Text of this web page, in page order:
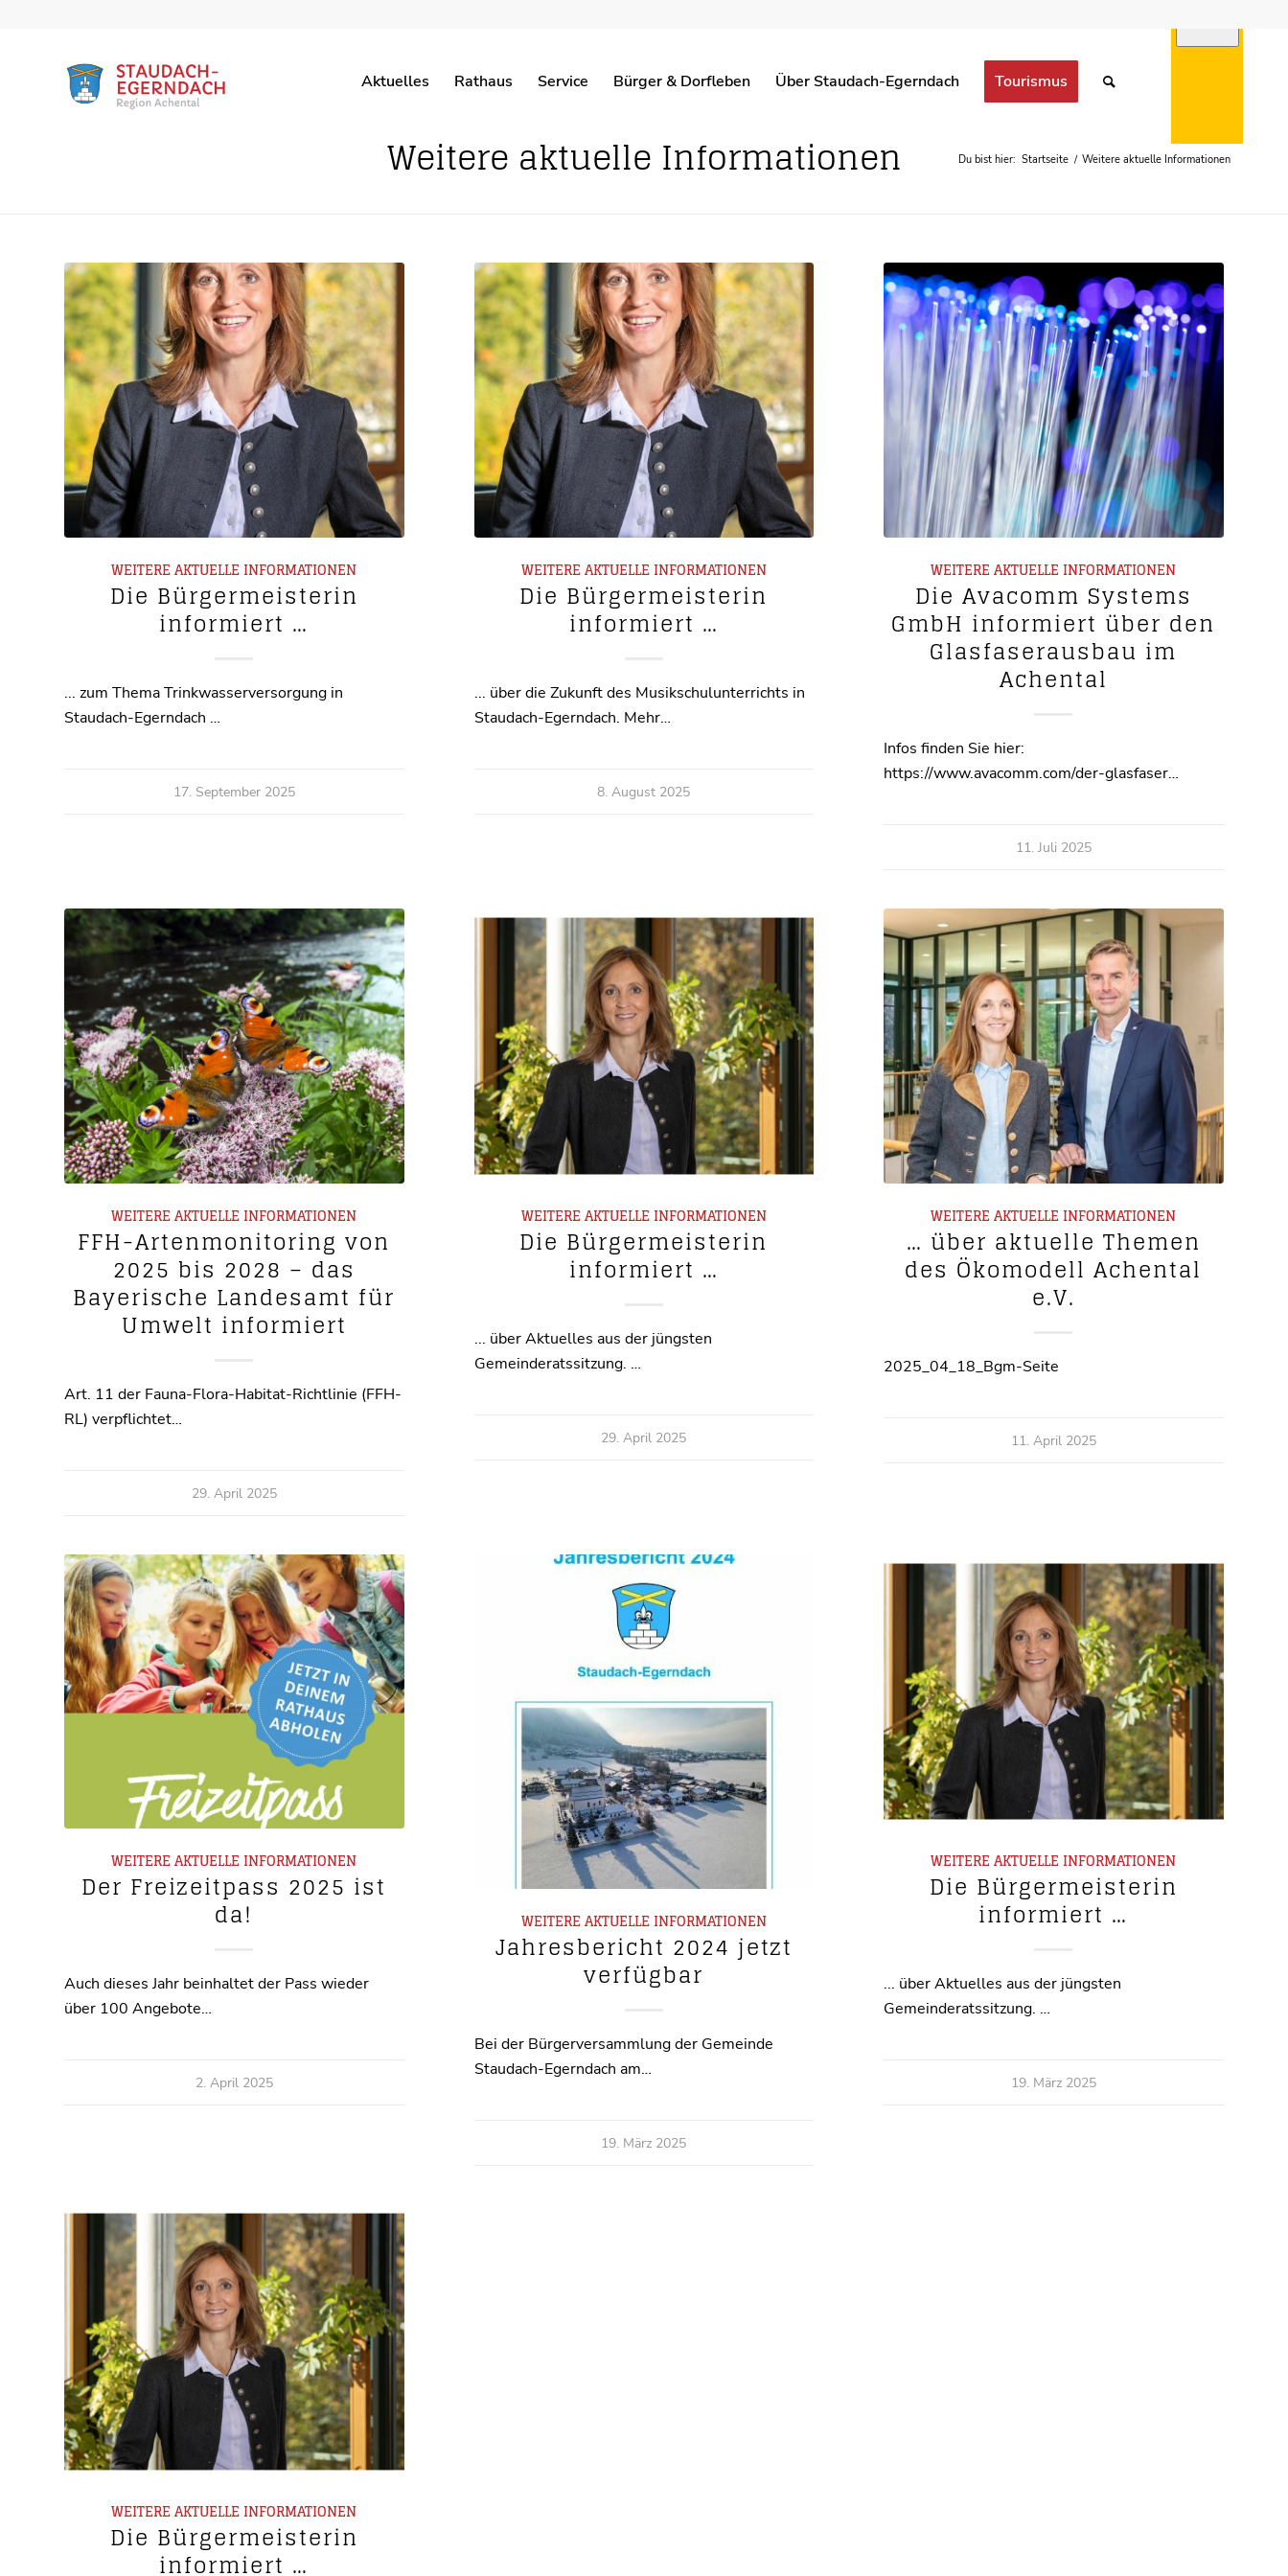
Aktuelles Rathaus Service Bürger & Dorfleben Über Staudach-Egerndach Tourismus
Du bist hier: Startseite / Weitere aktuelle Informationen
Achental
GEMEINDEZEITUNG BEKANNTMACHUNGEN
Weitere aktuelle Informationen
WEITERE AKTUELLE INFORMATIONEN
Die Bürgermeisterin
informiert …
... zum Thema Trinkwasserversorgung in
Staudach-Egerndach …
17. September 2025
WEITERE AKTUELLE INFORMATIONEN
Die Bürgermeisterin
informiert …
... über die Zukunft des Musikschulunterrichts in
Staudach-Egerndach. Mehr…
8. August 2025
WEITERE AKTUELLE INFORMATIONEN
Die Avacomm Systems
GmbH informiert über den
Glasfaserausbau im
Achental
Infos finden Sie hier:
https://www.avacomm.com/der-glasfaser…
11. Juli 2025
WEITERE AKTUELLE INFORMATIONEN
FFH-Artenmonitoring von
2025 bis 2028 – das
Bayerische Landesamt für
Umwelt informiert
Art. 11 der Fauna-Flora-Habitat-Richtlinie (FFH-
RL) verpflichtet…
29. April 2025
WEITERE AKTUELLE INFORMATIONEN
Die Bürgermeisterin
informiert …
... über Aktuelles aus der jüngsten
Gemeinderatssitzung. …
29. April 2025
WEITERE AKTUELLE INFORMATIONEN
… über aktuelle Themen
des Ökomodell Achental
e.V.
2025_04_18_Bgm-Seite
11. April 2025
WEITERE AKTUELLE INFORMATIONEN
Der Freizeitpass 2025 ist
da!
Auch dieses Jahr beinhaltet der Pass wieder
über 100 Angebote…
2. April 2025
WEITERE AKTUELLE INFORMATIONEN
Jahresbericht 2024 jetzt
verfügbar
Bei der Bürgerversammlung der Gemeinde
Staudach-Egerndach am…
19. März 2025
WEITERE AKTUELLE INFORMATIONEN
Die Bürgermeisterin
informiert …
... über Aktuelles aus der jüngsten
Gemeinderatssitzung. …
19. März 2025
WEITERE AKTUELLE INFORMATIONEN
Die Bürgermeisterin
informiert …